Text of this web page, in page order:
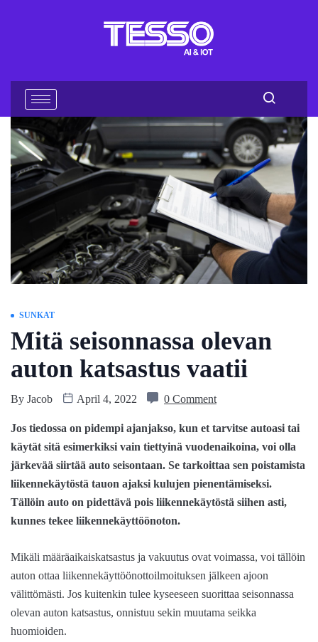
SUNKAT
Mitä seisonnassa olevan
auton katsastus vaatii
By Jacob April 4, 2022 0 Comment
Jos tiedossa on pidempi ajanjakso, kun et tarvitse autoasi tai
käytät sitä esimerkiksi vain tiettyinä vuodenaikoina, voi olla
järkevää siirtää auto seisontaan. Se tarkoittaa sen poistamista
liikennekäytöstä tauon ajaksi kulujen pienentämiseksi.
Tällöin auto on pidettävä pois liikennekäytöstä siihen asti,
kunnes tekee liikennekäyttöönoton.
Mikäli määräaikaiskatsastus ja vakuutus ovat voimassa, voi tällöin
auton ottaa liikennekäyttöönottoilmoituksen jälkeen ajoon
välittömästi. Jos kuitenkin tulee kyseeseen suorittaa seisonnassa
olevan auton katsastus, onnistuu sekin muutama seikka
huomioiden.